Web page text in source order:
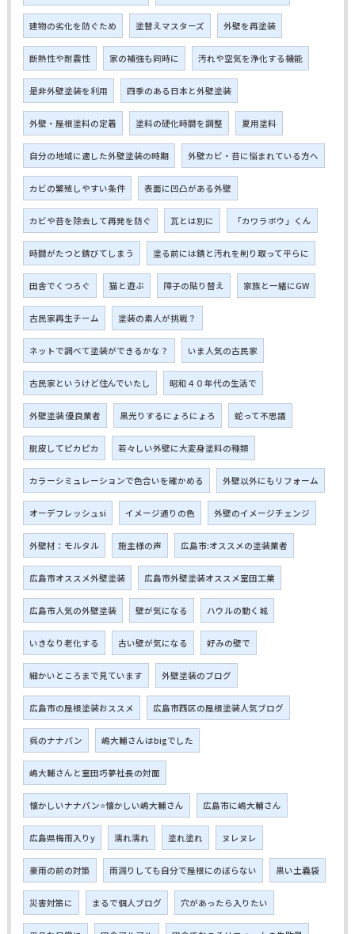
建物の劣化を防ぐため 塗替えマスターズ 外壁を再塗装
断熱性や耐震性 家の補強も同時に 汚れや空気を浄化する機能
是非外壁塗装を利用 四季のある日本と外壁塗装
外壁・屋根塗料の定着 塗料の硬化時間を調整 夏用塗料
自分の地域に適した外壁塗装の時期 外壁カビ・苔に悩まれている方へ
カビの繁殖しやすい条件 表面に凹凸がある外壁
カビや苔を除去して再発を防ぐ 瓦とは別に 「カワラボウ」くん
時間がたつと錆びてしまう 塗る前には錆と汚れを削り取って平らに
田舎でくつろぐ 猫と遊ぶ 障子の貼り替え 家族と一緒にGW
古民家再生チーム 塗装の素人が挑戦？
ネットで調べて塗装ができるかな？ いま人気の古民家
古民家というけど住んでいたし 昭和４０年代の生活で
外壁塗装 優良業者 黒光りするにょろにょろ 蛇って不思議
脱皮してピカピカ 若々しい外壁に大変身塗料の種類
カラーシミュレーションで色合いを確かめる 外壁以外にもリフォーム
オーデフレッシュsi イメージ通りの色 外壁のイメージチェンジ
外壁材：モルタル 施主様の声 広島市:オススメの塗装業者
広島市オススメ外壁塗装 広島市外壁塗装オススメ室田工業
広島市人気の外壁塗装 壁が気になる ハウルの動く城
いきなり老化する 古い壁が気になる 好みの壁で
細かいところまで見ています 外壁塗装のブログ
広島市の屋根塗装おススメ 広島市西区の屋根塗装人気ブログ
呉のナナパン 嶋大輔さんはbigでした
嶋大輔さんと室田巧夢社長の対面
懐かしいナナパン⭐懐かしい嶋大輔さん 広島市に嶋大輔さん
広島県梅雨入りy 濡れ濡れ 塗れ塗れ ヌレヌレ
豪雨の前の対策 雨漏りしても自分で屋根にのぼらない 黒い土嚢袋
災害対策に まるで個人ブログ 穴があったら入りたい